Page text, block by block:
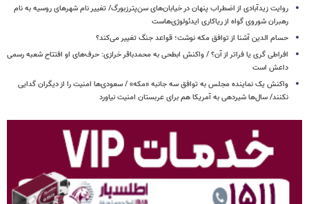
روایت زیدآبادی از اضطراب پنهان در خیابان‌های سن‌پترزبورگ/ تغییر نام شهرهای روسیه به نام
رهبران شوروی گواه از ریاکاری ایدئولوژی‌هاست
حسام الدین آشنا از توافق مکه نوشت؛ قواعد جنگ تغییر می‌کند؟
افراطی گری یا فراتر از آن؟ / واکنش ابطحی به محمدباقر خرازی: حرف‌های او افتتاح شعبه رسمی
داعش است
واکنش یک نماینده مجلس به توافق سه جانبه «مکه» / سعودی‌ها امنیت را از دیگران گدایی
نکنند/ سال‌ها شیردهی به آمریکا هم برای عربستان امنیت نیاورد